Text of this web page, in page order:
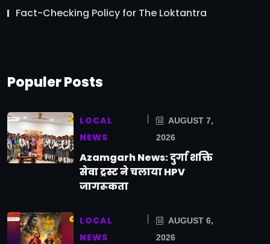
Fact-Checking Policy for The Loktantra
Populer Posts
LOCAL
NEWS
AUGUST 7,
2026
Azamgarh News: दुर्गा शक्ति
सेवा ट्रस्ट ने चलाया HPV
जागरूकता
LOCAL
NEWS
AUGUST 6,
2026